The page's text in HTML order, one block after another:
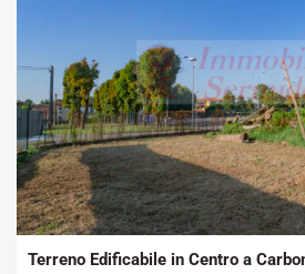
Tipo contratto:
Vendita
Terreno Edificabile in Centro a